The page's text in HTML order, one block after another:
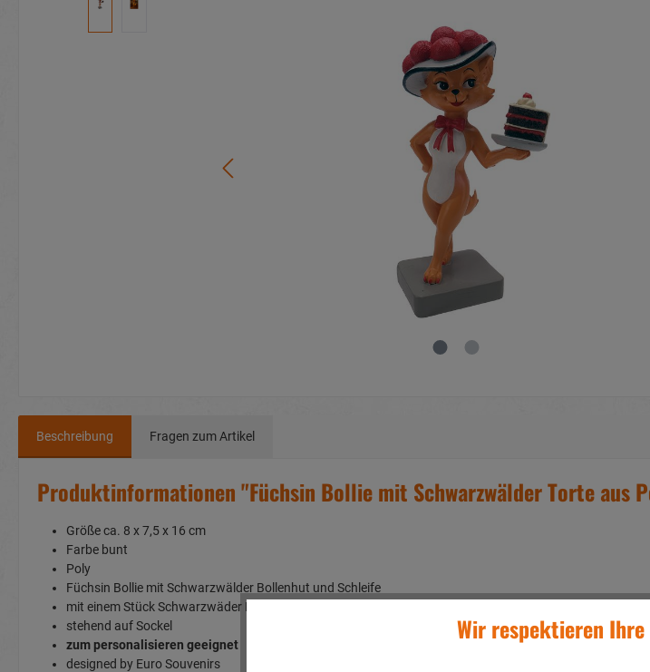
Beschreibung Fragen zum Artikel
Produktinformationen "Füchsin Bollie mit Schwarzwälder Torte aus
Größe ca. 8 x 7,5 x 16 cm
Farbe bunt
Poly
Füchsin Bollie mit Schwarzwälder Bollenhut und Schleife
mit einem Stück Schwarzwäder Kirschtorte auf dem Teller
stehend auf Sockel
zum personalisieren geeignet
designed by Euro Souvenirs
Wir respektieren